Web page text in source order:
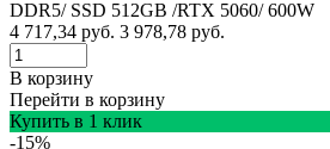
DDR5/ SSD 512GB /RTX 5060/ 600W
4 717,34 руб. 3 978,78 руб.
В корзину
Перейти в корзину
Купить в 1 клик
-15%